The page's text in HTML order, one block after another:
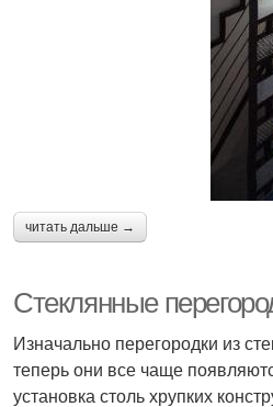
читать дальше →
Стеклянные
Изначально перегородки из
теперь они все чаще
установка столь хрупких